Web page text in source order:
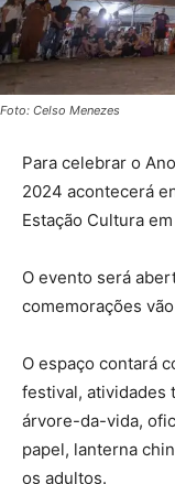
Foto: Celso Menezes
Para celebrar o
2024 acontecerá
Estação Cultura
O evento será
comemorações vão
O espaço contará
festival, atividades
árvore-da-vida,
papel, lanterna
os adultos.